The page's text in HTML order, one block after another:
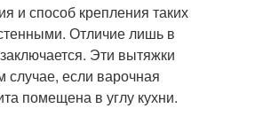
и способ крепления таких
Отличие лишь в
Эти вытяжки
случае, если варочная
помещена в углу кухни.